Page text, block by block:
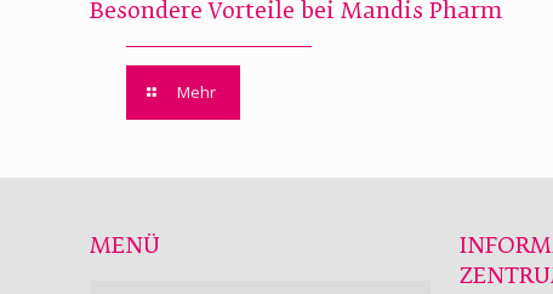
Besondere Vorteile bei Mandis Pharm
Mehr
MENÜ